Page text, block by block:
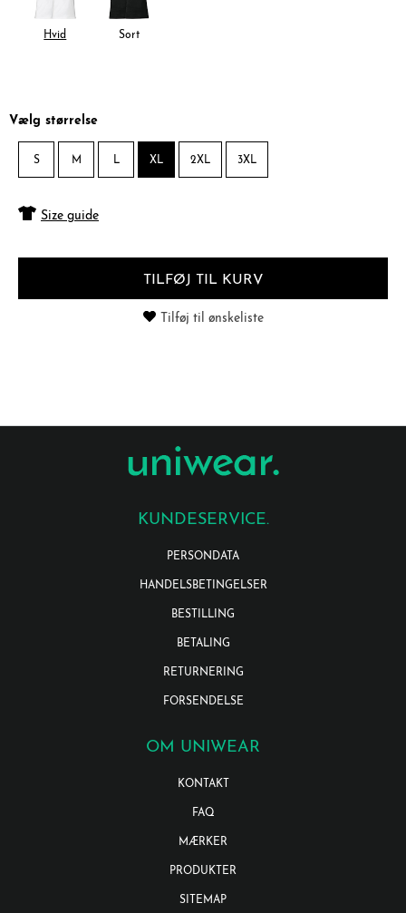
Hvid Sort
Vælg størrelse
S M L XL 2XL 3XL
Size guide
TILFØJ TIL KURV
Tilføj til ønskeliste
KUNDESERVICE.
PERSONDATA
HANDELSBETINGELSER
BESTILLING
BETALING
RETURNERING
FORSENDELSE
OM UNIWEAR
KONTAKT
FAQ
MÆRKER
PRODUKTER
SITEMAP